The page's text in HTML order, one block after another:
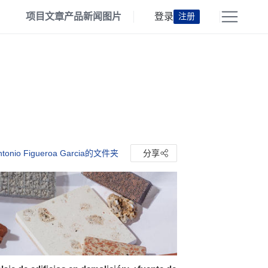
项目文章产品新闻 图片 登录 注册
Figueroa Garcia的文件夹 分享